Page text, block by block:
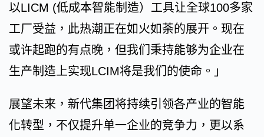
以LICM (低成本智能制造）工具让全球100多家
工厂受益，此热潮正在如火如荼的展开。现在
或许起跑的有点晚，但我们秉持能够为企业在
生产制造上实现LCIM将是我们的使命。」
展望未来，新代集团将持续引领各产业的智能
化转型，不仅提升单一企业的竞争力，更以系